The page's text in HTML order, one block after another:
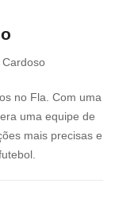
no Fla. Com uma
uma equipe de
mais precisas e